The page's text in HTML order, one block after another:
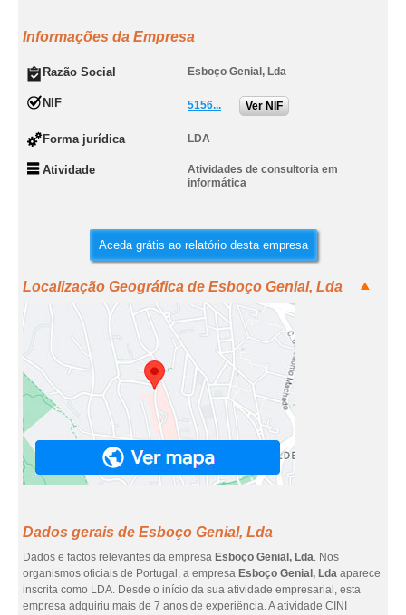
Informações da Empresa
Razão Social Esboço Genial, Lda
NIF 5156... Ver NIF
Forma jurídica LDA
Atividade
Atividades de consultoria em
informática
Aceda grátis ao relatório desta empresa
Localização Geográfica de Esboço Genial, Lda
Dados gerais de Esboço Genial, Lda
Dados e factos relevantes da empresa Esboço Genial, Lda. Nos
organismos oficiais de Portugal, a empresa Esboço Genial, Lda aparece
inscrita como LDA. Desde o início da sua atividade empresarial, esta
empresa adquiriu mais de 7 anos de experiência. A atividade CINI